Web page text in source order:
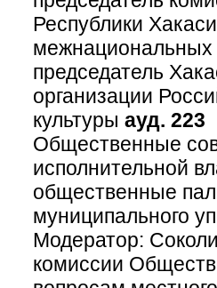
Республики
председатель
организации
культуры ауд. 223
Общественные
исполнительной
общественные
муниципального
Модератор:
комиссии